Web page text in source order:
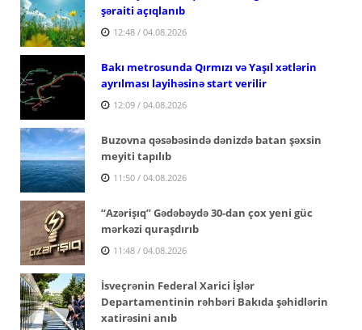
şəraiti açıqlanıb
12:48 / 04.08.2026
Bakı metrosunda Qırmızı və Yaşıl xətlərin
ayrılması layihəsinə start verilir
12:09 / 04.08.2026
Buzovna qəsəbəsində dənizdə batan şəxsin
meyiti tapılıb
11:50 / 04.08.2026
“Azərişıq” Gədəbəydə 30-dan çox yeni güc
mərkəzi quraşdırıb
11:48 / 04.08.2026
İsveçrənin Federal Xarici İşlər
Departamentinin rəhbəri Bakıda şəhidlərin
xatirəsini anıb